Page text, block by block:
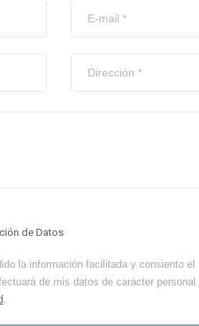
de Datos
la información facilitada y consiento el
de mis datos de carácter personal.
.